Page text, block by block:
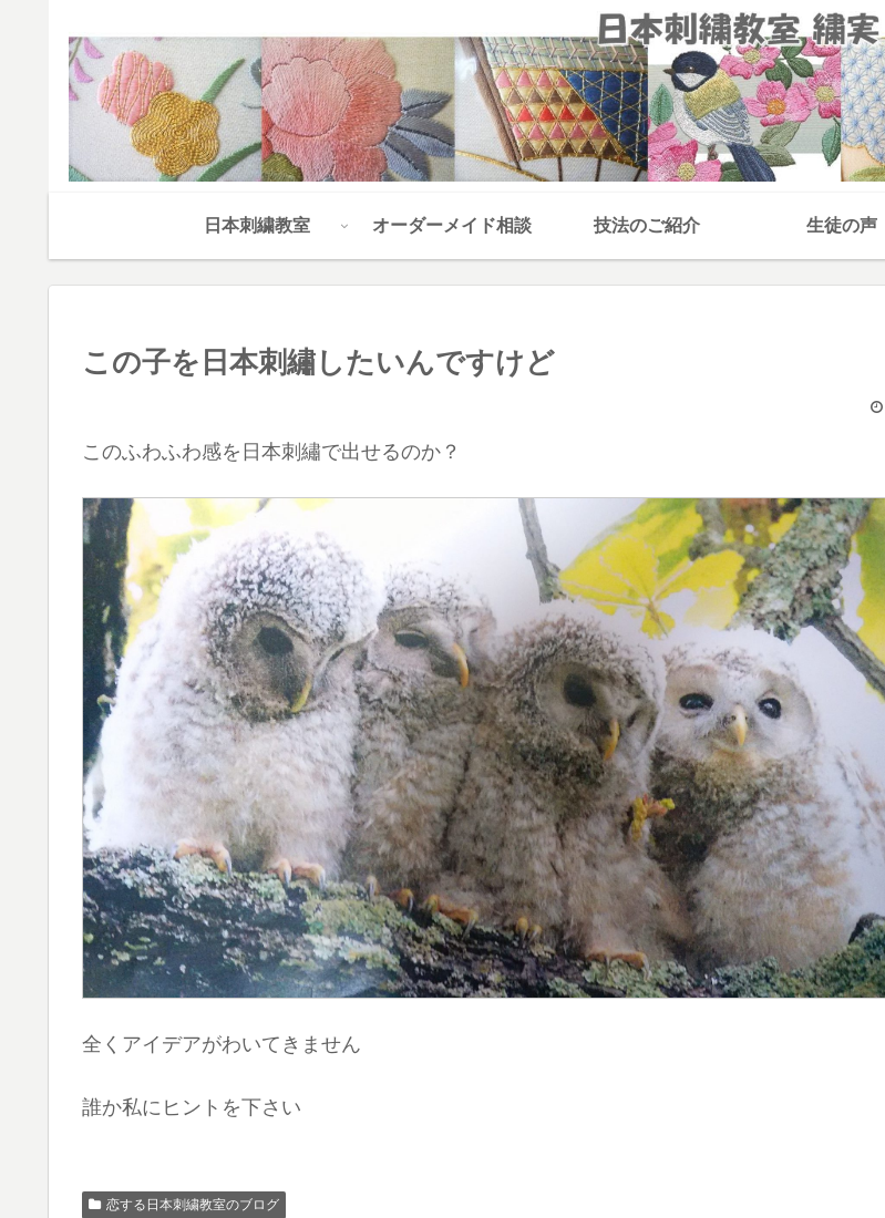
日本刺繍教室 オーダーメイド相談 技法のご紹介 生徒の声
この子を日本刺繡したいんですけど
このふわふわ感を日本刺繡で出せるのか？
全くアイデアがわいてきません
誰か私にヒントを下さい
恋する日本刺繍教室のブログ